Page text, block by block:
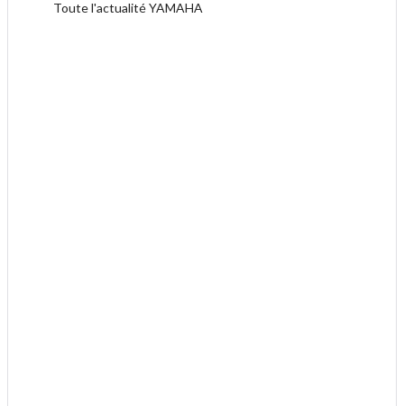
Toute l'actualité YAMAHA